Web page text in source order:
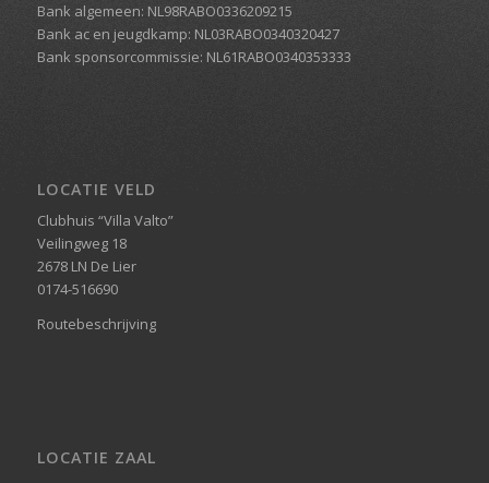
Bank algemeen: NL98RABO0336209215
Bank ac en jeugdkamp: NL03RABO0340320427
Bank sponsorcommissie: NL61RABO0340353333
LOCATIE VELD
Clubhuis “Villa Valto”
Veilingweg 18
2678 LN De Lier
0174-516690
Routebeschrijving
LOCATIE ZAAL